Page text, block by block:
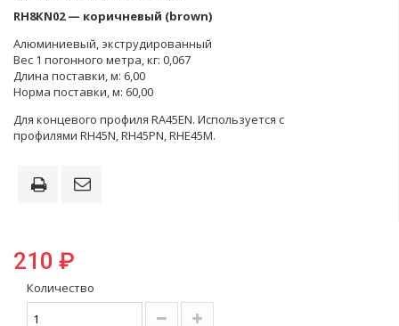
RH8КN02 — коричневый (brown)
Алюминиевый, экструдированный
Вес 1 погонного метра, кг: 0,067
Длина поставки, м: 6,00
Норма поставки, м: 60,00
Для концевого профиля RA45EN. Используется с
профилями RH45N, RH45PN, RHE45M.
210 ₽
Количество